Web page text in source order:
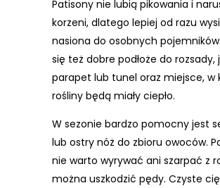
Patisony nie lubią pikowania i
korzeni, dlatego lepiej od razu
nasiona do osobnych
się też dobre podłoże do rozsady,
parapet lub tunel oraz miejsce, w
rośliny będą miały ciepło.
W sezonie bardzo pomocny jest
lub ostry nóż do zbioru owoców.
nie warto wyrywać ani szarpać z
można uszkodzić pędy. Czyste